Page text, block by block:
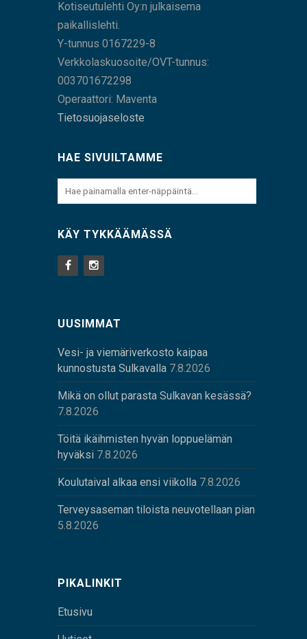
Kotiseutulehti Oy:n julkaisema
paikallislehti.
Y-tunnus 0167229-8
Verkkolaskuosoite/OVT-tunnus:
003701672298
Operaattori: Maventa
Tietosuojaseloste
HAE SIVUILTAMME
KÄY TYKKÄÄMÄSSÄ
UUSIMMAT
Vesi- ja viemäriverkosto kaipaa
kunnostusta Sulkavalla 7.8.2026
Mikä on ollut parasta Sulkavan kesässä?
7.8.2026
Töitä ikäihmisten hyvän loppuelämän
hyväksi 7.8.2026
Koulutaival alkaa ensi viikolla 7.8.2026
Terveysaseman tiloista neuvotellaan pian
5.8.2026
PIKALINKIT
Etusivu